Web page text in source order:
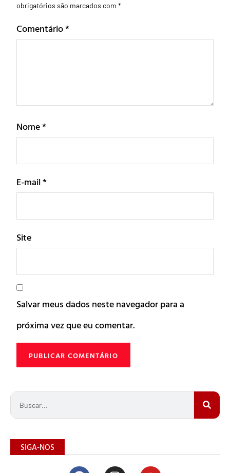
obrigatórios são marcados com *
Comentário*
Nome*
E-mail*
Site
Salvar meus dados neste navegador para a
próxima vez que eu comentar.
SIGA-NOS